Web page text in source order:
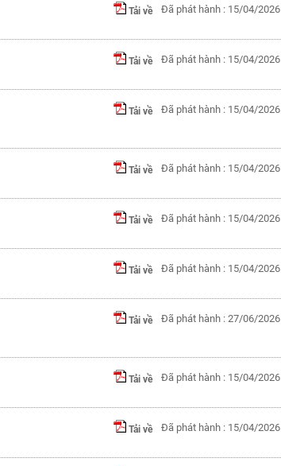
Tải về Đã phát hành : 15/04/2026
Tải về Đã phát hành : 15/04/2026
Tải về Đã phát hành : 15/04/2026
Tải về Đã phát hành : 15/04/2026
Tải về Đã phát hành : 15/04/2026
Tải về Đã phát hành : 15/04/2026
Tải về Đã phát hành : 27/06/2026
Tải về Đã phát hành : 15/04/2026
Tải về Đã phát hành : 15/04/2026